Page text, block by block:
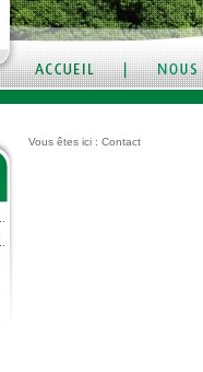
Vous êtes ici : Contact